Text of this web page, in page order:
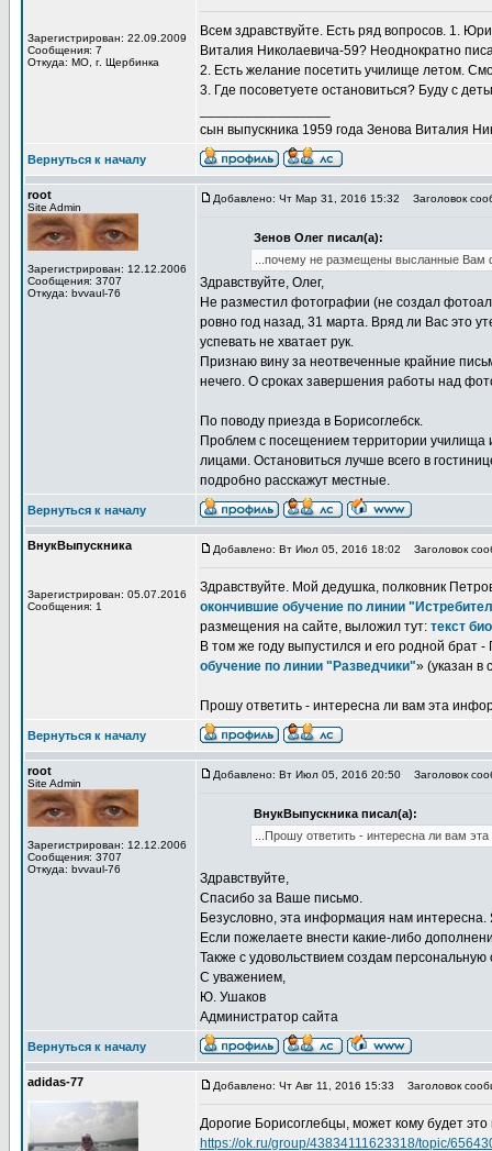
Зарегистрирован: 22.09.2009
Сообщения: 7
Откуда: МО, г. Щербинка
Всем здравствуйте. Есть ряд вопросов. 1.
Виталия Николаевича-59? Неоднократно
2. Есть желание посетить училище летом.
3. Где посоветуете остановиться? Буду с
сын выпускника 1959 года Зенова Виталия
Вернуться к началу
root
Site Admin
Зарегистрирован: 12.12.2006
Сообщения: 3707
Откуда: bvvaul-76
Добавлено: Чт Мар 31, 2016 15:32 Заголовок
Зенов Олег писал(а):
...почему не размещены высланные Вам
Здравствуйте, Олег,
Не разместил фотографии (не создал
ровно год назад, 31 марта. Вряд ли Вас это
успевать не хватает рук.
Признаю вину за неотвеченные крайние
нечего. О сроках завершения работы над
По поводу приезда в Борисоглебск.
Проблем с посещением территории училища
лицами. Остановиться лучше всего в
подробно расскажут местные.
Вернуться к началу
ВнукВыпускника
Зарегистрирован: 05.07.2016
Сообщения: 1
Добавлено: Вт Июл 05, 2016 18:02 Заголовок
Здравствуйте. Мой дедушка, полковник
окончившие обучение по линии
размещения на сайте, выложил тут: текст
В том же году выпустился и его родной брат
обучение по линии "Разведчики"» (указан
Прошу ответить - интересна ли вам эта
Вернуться к началу
root
Site Admin
Зарегистрирован: 12.12.2006
Сообщения: 3707
Откуда: bvvaul-76
Добавлено: Вт Июл 05, 2016 20:50 Заголовок
ВнукВыпускника писал(а):
...Прошу ответить - интересна ли вам
Здравствуйте,
Спасибо за Ваше письмо.
Безусловно, эта информация нам
Если пожелаете внести какие-либо
Также с удовольствием создам
С уважением,
Ю. Ушаков
Администратор сайта
Вернуться к началу
adidas-77 Добавлено: Чт Авг 11, 2016 15:33 Заголовок
Дорогие Борисоглебцы, может кому будет это
https://ok.ru/group/43834111623318/topic/